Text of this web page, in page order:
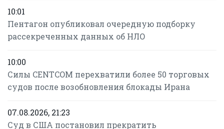
10:01
Пентагон опубликовал очередную подборку
рассекреченных данных об НЛО
10:00
Силы CENTCOM перехватили более 50 торговых
судов после возобновления блокады Ирана
07.08.2026, 21:23
Суд в США постановил прекратить